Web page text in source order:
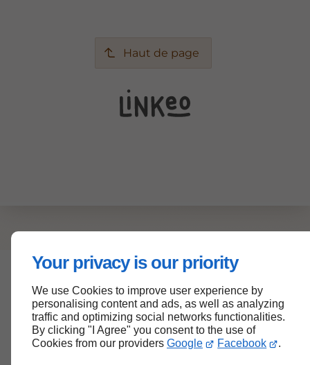
Your privacy is our priority
We use Cookies to improve user experience by
personalising content and ads, as well as analyzing
traffic and optimizing social networks functionalities.
By clicking "I Agree" you consent to the use of
Cookies from our providers Google Facebook .
Haut de page